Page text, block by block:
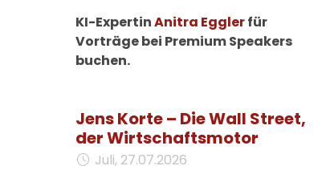
KI-ExpertinAnitra Egglerfür
Vorträge bei Premium Speakers
buchen.
Jens Korte – Die Wall Street,
der Wirtschaftsmotor
Juli, 27.07.2026